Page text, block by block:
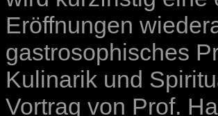
Eröffnungen
gastrosophisches
Kulinarik und
Vortrag von Prof.